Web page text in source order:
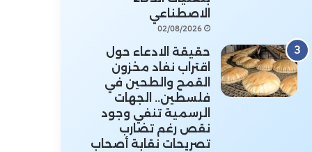
الاصطناعي
02/08/2026
حقيقة الادعاء حول
اقتراب نفاد مخزون
القمح والطحين في
فلسطين.. الجهات
الرسمية تنفي وجود
نقص رغم تضارب
تصريحات نقابة أصحاب